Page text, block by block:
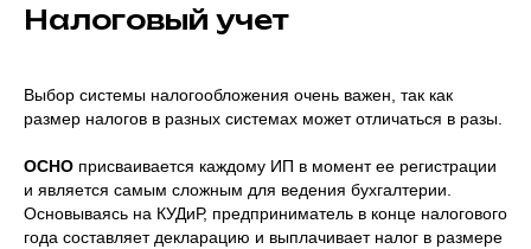
Налоговый учет
Выбор системы налогообложения очень важен, так как
размер налогов в разных системах может отличаться в разы.
ОСНО присваивается каждому ИП в момент ее регистрации
и является самым сложным для ведения бухгалтерии.
Основываясь на КУДиР, предприниматель в конце налогового
года составляет декларацию и выплачивает налог в размере